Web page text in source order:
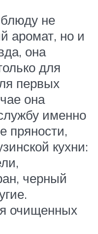
не
аромат, но и
она
для
первых
она
именно
пряности,
кухни:
черный
очищенных